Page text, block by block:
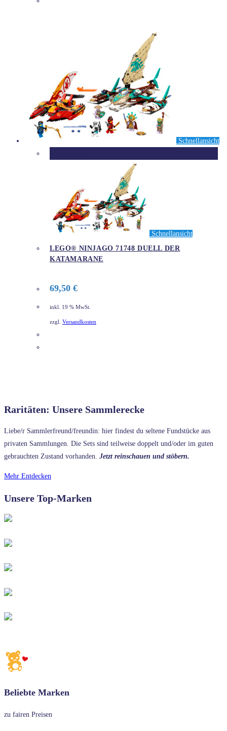
Schnellansicht
Schnellansicht
LEGO® NINJAGO 71748 DUELL DER
KATAMARANE
69,50 €
inkl. 19 % MwSt.
zzgl. Versandkosten
Raritäten: Unsere Sammlerecke
Liebe/r Sammlerfreund/freundin: hier findest du seltene Fundstücke aus
privaten Sammlungen. Die Sets sind teilweise doppelt und/oder im guten
gebrauchten Zustand vorhanden. Jetzt reinschauen und stöbern.
Mehr Entdecken
Unsere Top-Marken
Beliebte Marken
zu fairen Preisen